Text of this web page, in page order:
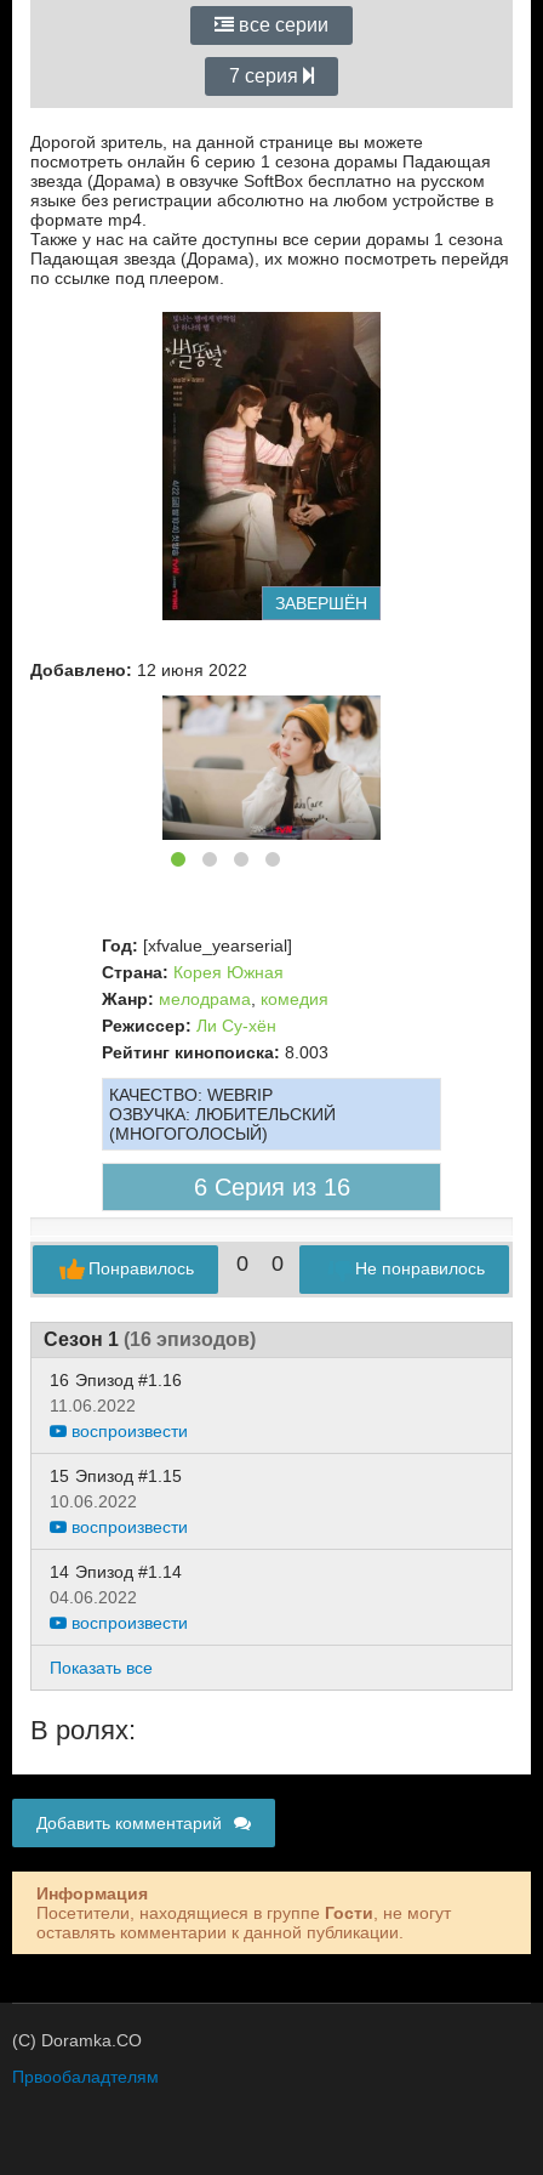
все серии
7 серия
Дорогой зритель, на данной странице вы можете
посмотреть онлайн 6 серию 1 сезона дорамы Падающая
звезда (Дорама) в овзучке SoftBox бесплатно на русском
языке без регистрации абсолютно на любом устройстве в
формате mp4.
Также у нас на сайте доступны все серии дорамы 1 сезона
Падающая звезда (Дорама), их можно посмотреть перейдя
по ссылке под плеером.
ЗАВЕРШЁН
Добавлено: 12 июня 2022
Год: [xfvalue_yearserial]
Страна: Корея Южная
Жанр: мелодрама, комедия
Режиссер: Ли Су-хён
Рейтинг кинопоиска: 8.003
КАЧЕСТВО: WEBRIP
ОЗВУЧКА: ЛЮБИТЕЛЬСКИЙ
(МНОГОГОЛОСЫЙ)
6 Серия из 16
0 0 Не понравилось
Понравилось
Сезон 1 (16 эпизодов)
16 Эпизод #1.16
11.06.2022
воспроизвести
15 Эпизод #1.15
10.06.2022
воспроизвести
14 Эпизод #1.14
04.06.2022
воспроизвести
Показать все
В ролях:
Добавить комментарий
Информация
Посетители, находящиеся в группе Гости, не могут
оставлять комментарии к данной публикации.
(C) Doramka.CO
Првообаладтелям